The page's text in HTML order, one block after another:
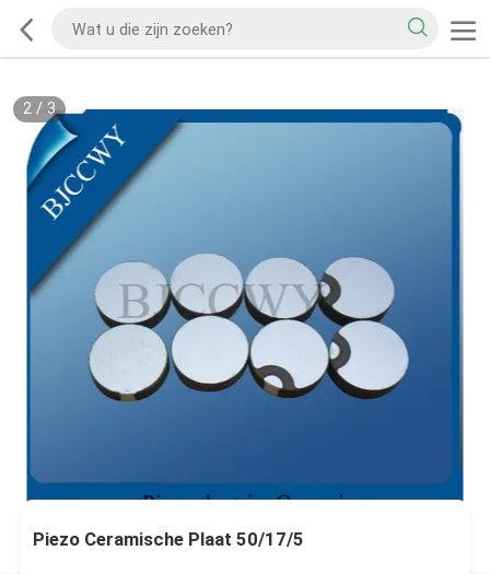
2/ 3
Piezo Ceramische Plaat 50/17/5